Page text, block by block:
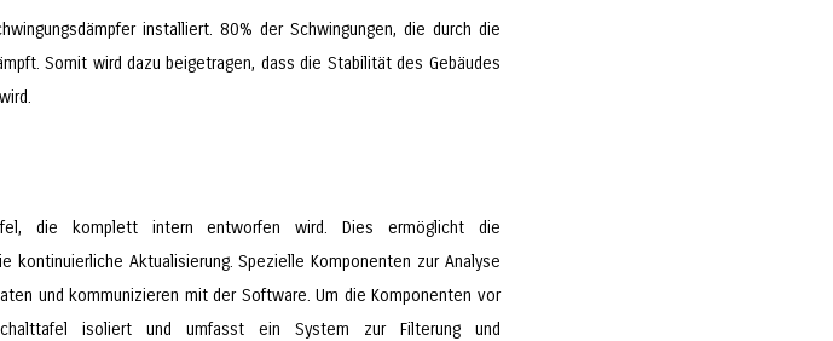
installiert. 80% der Schwingungen, die durch die
Somit wird dazu beigetragen, dass die Stabilität des Gebäudes
die komplett intern entworfen wird. Dies ermöglicht die
kontinuierliche Aktualisierung. Spezielle Komponenten zur Analyse
und kommunizieren mit der Software. Um die Komponenten vor
isoliert und umfasst ein System zur Filterung und